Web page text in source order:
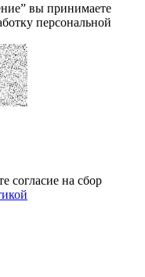
вы принимаете
персональной
cогласие на сбор